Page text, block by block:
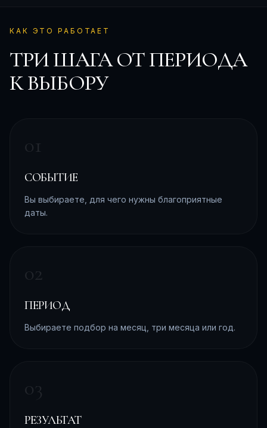
КАК ЭТО РАБОТАЕТ
ТРИ ШАГА ОТ ПЕРИОДА
К ВЫБОРУ
01
СОБЫТИЕ
Вы выбираете, для чего нужны благоприятные
даты.
02
ПЕРИОД
Выбираете подбор на месяц, три месяца или год.
03
РЕЗУЛЬТАТ